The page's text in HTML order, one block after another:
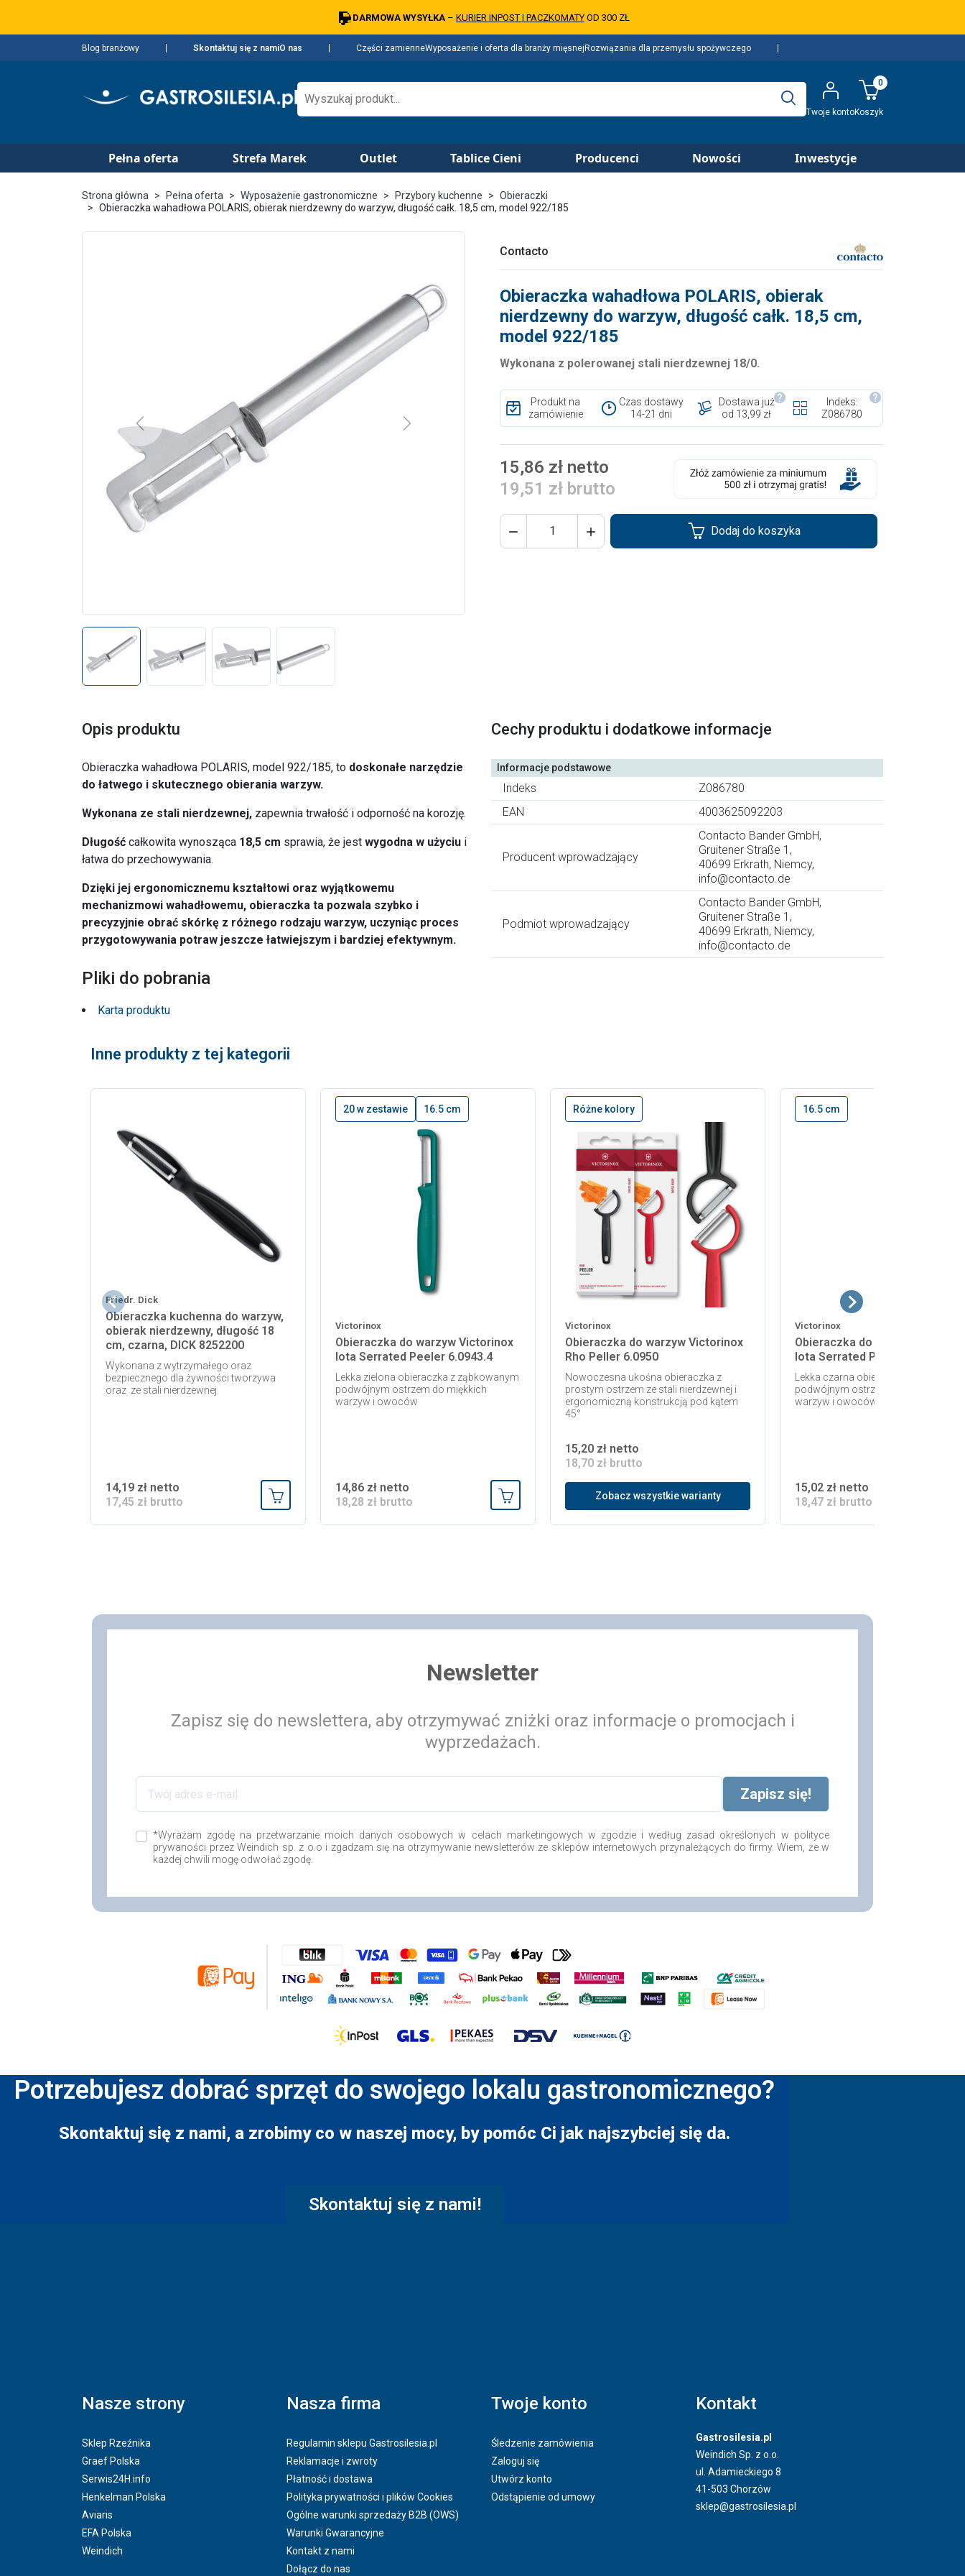
DARMOWA WYSYŁKA – KURIER INPOST I PACZKOMATY OD 300 ZŁ
Blog branżowy Skontaktuj się z namiO nas Części zamienneWyposażenie i oferta dla branży mięsnejRozwiązania dla przemysłu spożywczego
Twoje kontoKoszyk
0
Pełna oferta Strefa Marek Outlet Tablice Cieni Producenci Nowości Inwestycje
Strona główna Pełna oferta Wyposażenie gastronomiczne Przybory kuchenne
Obieraczki
Obieraczka wahadłowa POLARIS, obierak nierdzewny do warzyw, długość całk. 18,5 cm, model 922/185
Previous Next
Contacto
Obieraczka wahadłowa POLARIS, obierak
nierdzewny do warzyw, długość całk. 18,5 cm,
model 922/185
Wykonana z polerowanej stali nierdzewnej 18/0.
Produkt na
zamówienie
Czas dostawy
14-21 dni
Dostawa już
od 13,99 zł
Indeks:
Z086780
15,86 zł netto
19,51 zł brutto
  Dodaj do koszyka
Opis produktu
Obieraczka wahadłowa POLARIS, model 922/185, to doskonałe narzędzie
do łatwego i skutecznego obierania warzyw.
Wykonana ze stali nierdzewnej, zapewnia trwałość i odporność na korozję.
Długość całkowita wynosząca 18,5 cm sprawia, że jest wygodna w użyciu i
łatwa do przechowywania.
Dzięki jej ergonomicznemu kształtowi oraz wyjątkowemu
mechanizmowi wahadłowemu, obieraczka ta pozwala szybko i
precyzyjnie obrać skórkę z różnego rodzaju warzyw, uczyniąc proces
przygotowywania potraw jeszcze łatwiejszym i bardziej efektywnym.
Cechy produktu i dodatkowe informacje
Informacje podstawowe
Indeks
Z086780
EAN
4003625092203
Producent wprowadzający
Contacto Bander GmbH,
Gruitener Straße 1,
40699 Erkrath, Niemcy,
info@contacto.de
Podmiot wprowadzający
Contacto Bander GmbH,
Gruitener Straße 1,
40699 Erkrath, Niemcy,
info@contacto.de
Pliki do pobrania
Karta produktu
Inne produkty z tej kategorii
Friedr. Dick
Obieraczka kuchenna do warzyw,
obierak nierdzewny, długość 18
cm, czarna, DICK 8252200
Wykonana z wytrzymałego oraz
bezpiecznego dla żywności tworzywa
oraz ze stali nierdzewnej.
14,19 zł netto
17,45 zł brutto
20 w zestawie 16.5 cm
Victorinox
Obieraczka do warzyw Victorinox
Iota Serrated Peeler 6.0943.4
Lekka zielona obieraczka z ząbkowanym
podwójnym ostrzem do miękkich
warzyw i owoców
14,86 zł netto
18,28 zł brutto
Różne kolory
Victorinox
Obieraczka do warzyw Victorinox
Rho Peller 6.0950
Nowoczesna ukośna obieraczka z
prostym ostrzem ze stali nierdzewnej i
ergonomiczną konstrukcją pod kątem
45°
15,20 zł netto
18,70 zł brutto
Zobacz wszystkie warianty
16.5 cm
Victorinox
Obieraczka do warzyw
Iota Serrated Peeler 6.0943.3
Lekka czarna obieraczka z
podwójnym ostrzem do miękkich
warzyw i owoców
15,02 zł netto
18,47 zł brutto
Newsletter
Zapisz się do newslettera, aby otrzymywać zniżki oraz informacje o promocjach i
wyprzedażach.
*Wyrażam zgodę na przetwarzanie moich danych osobowych w celach marketingowych w zgodzie i według zasad określonych w polityce
prywaności przez Weindich sp. z o.o i zgadzam się na otrzymywanie newsletterów ze sklepów internetowych przynależących do firmy. Wiem, że w
każdej chwili mogę odwołać zgodę.
Potrzebujesz dobrać sprzęt do swojego lokalu gastronomicznego?
Skontaktuj się z nami, a zrobimy co w naszej mocy, by pomóc Ci jak najszybciej się da.
Skontaktuj się z nami!
Nasze strony
Sklep Rzeźnika
Graef Polska
Serwis24H.info
Henkelman Polska
Aviaris
EFA Polska
Weindich
Nasza firma
Regulamin sklepu Gastrosilesia.pl
Reklamacje i zwroty
Płatność i dostawa
Polityka prywatności i plików Cookies
Ogólne warunki sprzedaży B2B (OWS)
Warunki Gwarancyjne
Kontakt z nami
Dołącz do nas
Twoje konto
Śledzenie zamówienia
Zaloguj się
Utwórz konto
Odstąpienie od umowy
Kontakt
Gastrosilesia.pl
Weindich Sp. z o.o.
ul. Adamieckiego 8
41-503 Chorzów
sklep@gastrosilesia.pl